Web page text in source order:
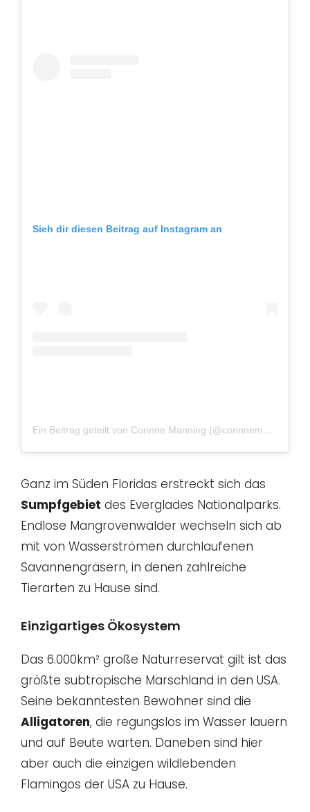
Sieh dir diesen Beitrag auf Instagram an
Ein Beitrag geteilt von Corinne Manning (@corinnemanning308)
Ganz im Süden Floridas erstreckt sich das
Sumpfgebiet des Everglades Nationalparks.
Endlose Mangrovenwälder wechseln sich ab
mit von Wasserströmen durchlaufenen
Savannengräsern, in denen zahlreiche
Tierarten zu Hause sind.
Einzigartiges Ökosystem
Das 6.000km² große Naturreservat gilt ist das
größte subtropische Marschland in den USA.
Seine bekanntesten Bewohner sind die
Alligatoren, die regungslos im Wasser lauern
und auf Beute warten. Daneben sind hier
aber auch die einzigen wildlebenden
Flamingos der USA zu Hause.